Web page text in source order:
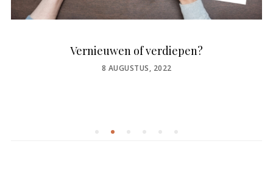
Vernieuwen of verdiepen?
POSTED
8 AUGUSTUS, 2022